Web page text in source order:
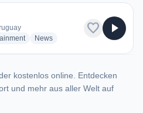
radio stations
Newsradio stations
favorite play_arrow
kostenlos online. Entdecken
und mehr aus aller Welt auf